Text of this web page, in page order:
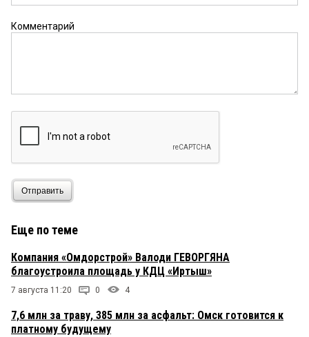
Комментарий
Отправить
Еще по теме
Компания «Омдорстрой» Валоди ГЕВОРГЯНА
благоустроила площадь у КДЦ «Иртыш»
7 августа 11:20 0 4
7,6 млн за траву, 385 млн за асфальт: Омск готовится к
платному будущему